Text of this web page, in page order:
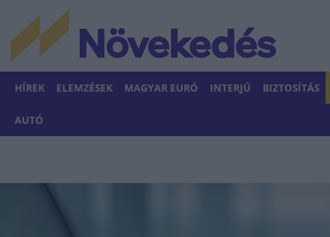
HÍREK ELEMZÉSEK MAGYAR EURÓ INTERJÚ BIZTOSÍTÁS
AUTÓ